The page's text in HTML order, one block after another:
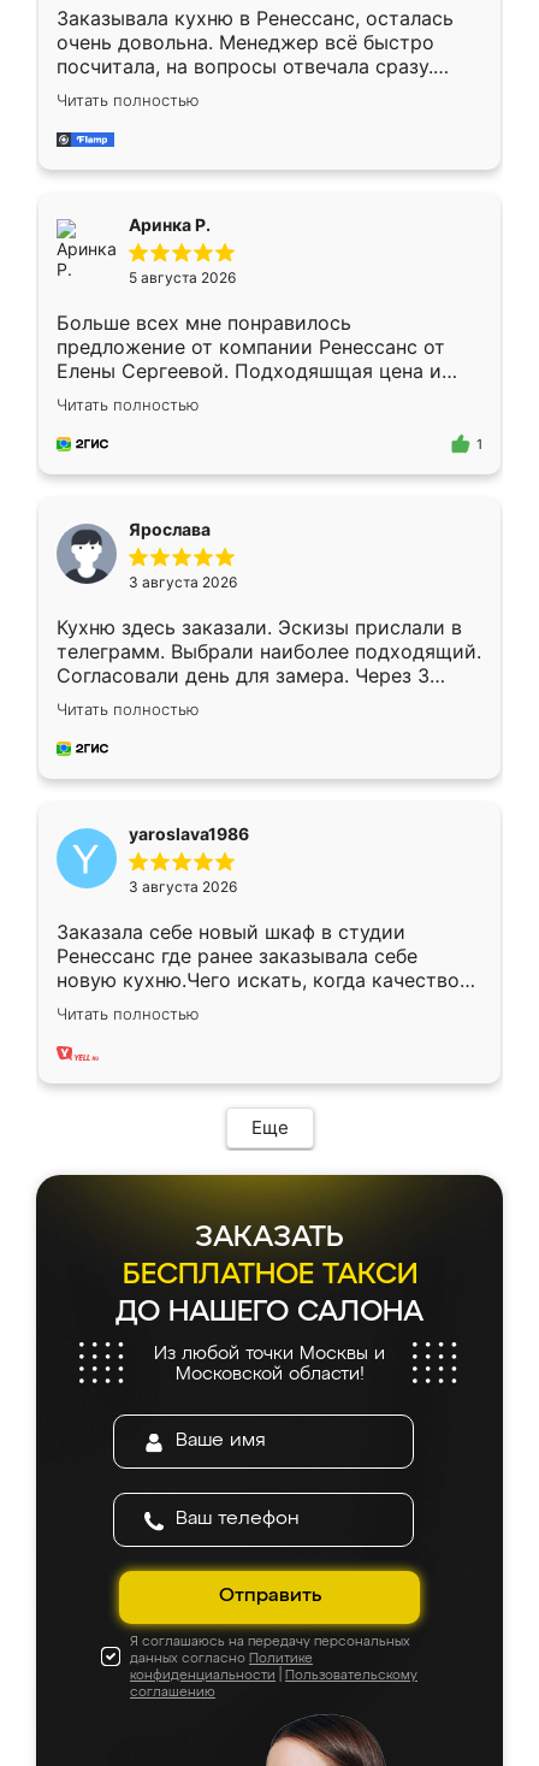
Заказывала кухню в Ренессанс, осталась
очень довольна. Менеджер всё быстро
посчитала, на вопросы отвечала сразу.
Замерщик приехал в субботу, подошёл к
делу со всей ответственностью. Собрали
за день, ребята работали аккуратно, даже
Читать полностью
Аринка Р.
5 августа 2026
Больше всех мне понравилось
предложение от компании Ренессанс от
Елены Сергеевой. Подходяшщая цена и
короткие сроки изготовления. Приехавший
для замера сотрудник Владислав
предложил по моему эскизу самый
Читать полностью
1
Ярослава
3 августа 2026
Кухню здесь заказали. Эскизы прислали в
телеграмм. Выбрали наиболее подходящий.
Согласовали день для замера. Через 3
недели кухня была уже готова. Остались
довольны работой. Спасибо Ренессанс
мебель за качественную работу!
Читать полностью
yaroslava1986
3 августа 2026
Заказала себе новый шкаф в студии
Ренессанс где ранее заказывала себе
новую кухню.Чего искать, когда качеством
вполне довольна. Служит кухня уже почти
два года, нареканий нет.
Читать полностью
Еще
ЗАКАЗАТЬ
БЕСПЛАТНОЕ ТАКСИ
ДО НАШЕГО САЛОНА
Из любой точки Москвы и
Московской области!
Отправить
Я соглашаюсь на передачу персональных
данных согласно Политике
конфиденциальности
Пользовательскому
соглашению